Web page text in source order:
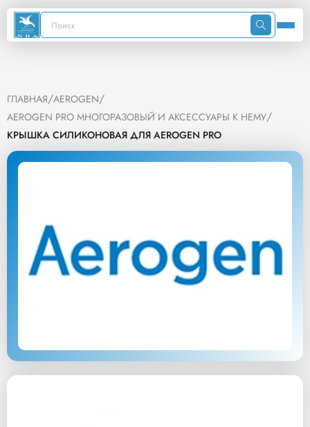
ГЛАВНАЯ/AEROGEN/
AEROGEN PRO МНОГОРАЗОВЫЙ И АКСЕССУАРЫ К НЕМУ/
КРЫШКА СИЛИКОНОВАЯ ДЛЯ AEROGEN PRO